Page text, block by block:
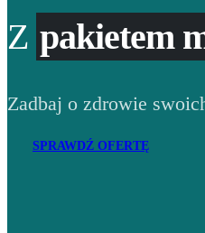
Z pakietem
Zadbaj o zdrowie
SPRAWDŹ OFERTĘ